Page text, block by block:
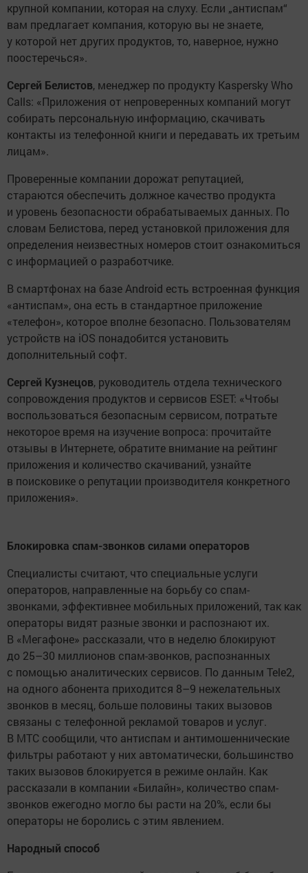
крупной компании, которая на слуху. Если „антиспам“
вам предлагает компания, которую вы не знаете,
у которой нет других продуктов, то, наверное, нужно
поостеречься».
Сергей Белистов, менеджер по продукту Kaspersky Who
Calls: «Приложения от непроверенных компаний могут
собирать персональную информацию, скачивать
контакты из телефонной книги и передавать их третьим
лицам».
Проверенные компании дорожат репутацией,
стараются обеспечить должное качество продукта
и уровень безопасности обрабатываемых данных. По
словам Белистова, перед установкой приложения для
определения неизвестных номеров стоит ознакомиться
с информацией о разработчике.
В смартфонах на базе Android есть встроенная функция
«антиспам», она есть в стандартное приложение
«телефон», которое вполне безопасно. Пользователям
устройств на iOS понадобится установить
дополнительный софт.
Сергей Кузнецов, руководитель отдела технического
сопровождения продуктов и сервисов ESET: «Чтобы
воспользоваться безопасным сервисом, потратьте
некоторое время на изучение вопроса: прочитайте
отзывы в Интернете, обратите внимание на рейтинг
приложения и количество скачиваний, узнайте
в поисковике о репутации производителя конкретного
приложения».
Блокировка спам-звонков силами операторов
Специалисты считают, что специальные услуги
операторов, направленные на борьбу со спам-
звонками, эффективнее мобильных приложений, так как
операторы видят разные звонки и распознают их.
В «Мегафоне» рассказали, что в неделю блокируют
до 25–30 миллионов спам-звонков, распознанных
с помощью аналитических сервисов. По данным Tele2,
на одного абонента приходится 8–9 нежелательных
звонков в месяц, больше половины таких вызовов
связаны с телефонной рекламой товаров и услуг.
В МТС сообщили, что антиспам и антимошеннические
фильтры работают у них автоматически, большинство
таких вызовов блокируется в режиме онлайн. Как
рассказали в компании «Билайн», количество спам-
звонков ежегодно могло бы расти на 20%, если бы
операторы не боролись с этим явлением.
Народный способ